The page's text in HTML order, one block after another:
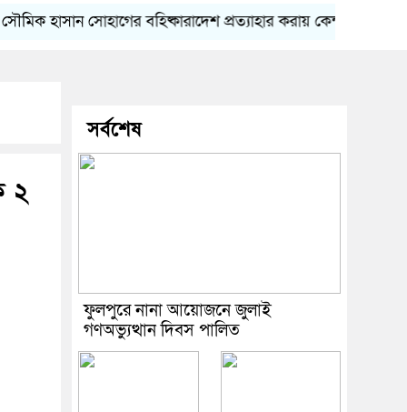
হাসান সোহাগের বহিষ্কারাদেশ প্রত্যাহার করায় কেন্দ্রীয়
২
সর্বশেষ
ফুলপুরে নানা আয়োজনে জুলাই
গণঅভ্যুত্থান দিবস পালিত